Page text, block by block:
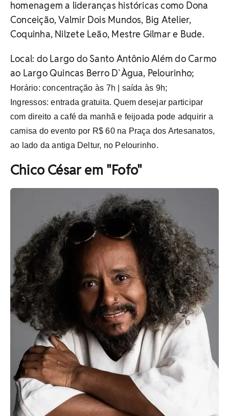
homenagem a lideranças históricas como Dona
Conceição, Valmir Dois Mundos, Big Atelier,
Coquinha, Nilzete Leão, Mestre Gilmar e Bude.
Local: do Largo do Santo Antônio Além do Carmo
ao Largo Quincas Berro D`Àgua, Pelourinho;
Horário: concentração às 7h | saída às 9h;
Ingressos: entrada gratuita. Quem desejar participar
com direito a café da manhã e feijoada pode adquirir a
camisa do evento por R$ 60 na Praça dos Artesanatos,
ao lado da antiga Deltur, no Pelourinho.
Chico César em "Fofo"